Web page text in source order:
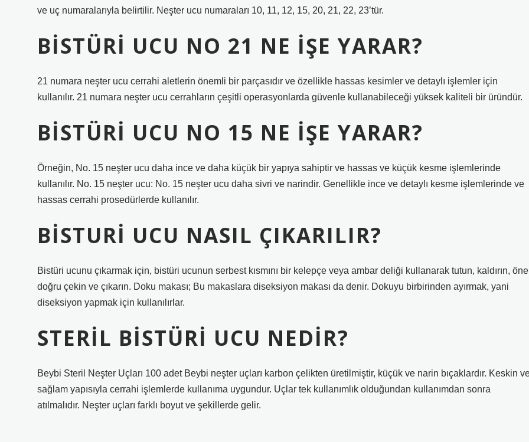
ve uç numaralarıyla belirtilir. Neşter ucu numaraları 10, 11, 12, 15, 20, 21, 22, 23’tür.
BISTÜRI UCU NO 21 NE IŞE YARAR?
21 numara neşter ucu cerrahi aletlerin önemli bir parçasıdır ve özellikle hassas kesimler ve detaylı işlemler için
kullanılır. 21 numara neşter ucu cerrahların çeşitli operasyonlarda güvenle kullanabileceği yüksek kaliteli bir üründür.
BISTÜRI UCU NO 15 NE IŞE YARAR?
Örneğin, No. 15 neşter ucu daha ince ve daha küçük bir yapıya sahiptir ve hassas ve küçük kesme işlemlerinde
kullanılır. No. 15 neşter ucu: No. 15 neşter ucu daha sivri ve narindir. Genellikle ince ve detaylı kesme işlemlerinde ve
hassas cerrahi prosedürlerde kullanılır.
BISTURI UCU NASIL ÇIKARILIR?
Bistüri ucunu çıkarmak için, bistüri ucunun serbest kısmını bir kelepçe veya ambar deliği kullanarak tutun, kaldırın, öne
doğru çekin ve çıkarın. Doku makası; Bu makaslara diseksiyon makası da denir. Dokuyu birbirinden ayırmak, yani
diseksiyon yapmak için kullanılırlar.
STERIL BISTÜRI UCU NEDIR?
Beybi Steril Neşter Uçları 100 adet Beybi neşter uçları karbon çelikten üretilmiştir, küçük ve narin bıçaklardır. Keskin
sağlam yapısıyla cerrahi işlemlerde kullanıma uygundur. Uçlar tek kullanımlık olduğundan kullanımdan sonra
atılmalıdır. Neşter uçları farklı boyut ve şekillerde gelir.